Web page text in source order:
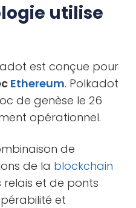
utilise
est conçue pour
Ethereum. Polkadot
de genèse le 26
opérationnel.
de
de la blockchain
et de ponts
et